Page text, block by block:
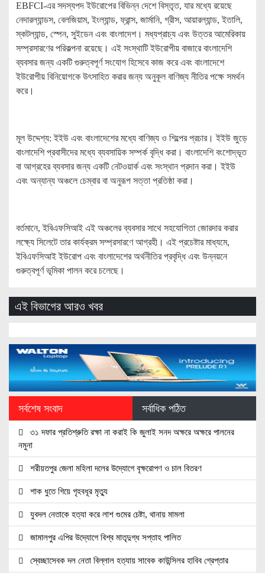
EBFCI-এর সদস্যপদ ইউরোপের বিভিন্ন দেশে বিস্তৃত, যার মধ্যে রয়েছে
নেদারল্যান্ডস, বেলজিয়াম, ইংল্যান্ড, ফ্রান্স, জার্মানি, গ্রীস, আয়ারল্যান্ড, ইতালি,
স্কটল্যান্ড, স্পেন, সুইডেন এবং বাংলাদেশ। মধ্যপ্রাচ্য এবং উত্তর আমেরিকায়
সম্প্রসারণের পরিকল্পনা রয়েছে। এই সংস্থাটি ইউরোপীয় বাজারে বাংলাদেশি
ব্যবসার জন্য একটি গুরুত্বপূর্ণ সংযোগ হিসেবে কাজ করে এবং বাংলাদেশে
ইউরোপীয় বিনিয়োগকে উৎসাহিত করার জন্য অনুকূল বাণিজ্য নীতির পক্ষে সমর্থন
করে।
মূল উদ্দেশ্য: ইইউ এবং বাংলাদেশের মধ্যে বাণিজ্য ও শিল্পের প্রচার। ইইউ জুড়ে
বাংলাদেশি প্রবাসীদের মধ্যে ব্যবসায়িক সম্পর্ক বৃদ্ধি করা। বাংলাদেশি বংশোদ্ভূত
বা আগ্রহের ব্যবসার জন্য একটি নেটওয়ার্ক এবং সংস্থান প্রদান করা। ইইউ
এবং অন্যান্য অঞ্চলে চেম্বার বা অনুরূপ সত্তা প্রতিষ্ঠা করা।
বর্তমানে, ইবিএফসিআই এই অঞ্চলের ব্যবসার সাথে সহযোগিতা জোরদার করার
লক্ষ্যে সিলেটে তার কার্যক্রম সম্প্রসারণে আগ্রহী। এই প্রচেষ্টার মাধ্যমে,
ইবিএফসিআই ইউরোপ এবং বাংলাদেশের অর্থনীতির প্রবৃদ্ধি এবং উন্নয়নে
গুরুত্বপূর্ণ ভূমিকা পালন করে চলেছে।
এই বিভাগের আরও খবর
সর্বশেষ সংবাদ সর্বাধিক পঠিত
৩১ দফার প্রতিশ্রুতি রক্ষা না করাই কি জুলাই সনদ অক্ষরে অক্ষরে পালনের
নমুনা
শরীয়তপুর জেলা মহিলা দলের উদ্যোগে বৃক্ষরোপণ ও চাল বিতরণ
শাক ধুতে গিয়ে গৃহবধূর মৃত্যু
যুবদল নেতাকে হত্যা করে লাশ গুমের চেষ্টা, থানায় মামলা
জামালপুর এপির উদ্যোগে বিশ্ব মাতৃদুগ্ধ সপ্তাহ পালিত
স্বেচ্ছাসেবক দল নেতা বিল্লাল হত্যায় সাবেক কাউন্সিলর হাবিব গ্রেপ্তার